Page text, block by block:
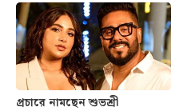
প্রচারে নামছেন শুভশ্রী